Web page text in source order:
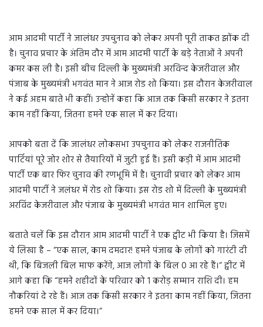
आम आदमी पार्टी ने जालंधर उपचुनाव को लेकर अपनी पूरी ताकत झोंक दी
है। चुनाव प्रचार के अंतिम दौर में आम आदमी पार्टी के बड़े नेताओं ने अपनी
कमर कस ली है। इसी बीच दिल्ली के मुख्यमंत्री अरविन्द केजरीवाल और
पंजाब के मुख्यमंत्री भगवंत मान ने आज रोड शो किया। इस दौरान केजरीवाल
ने कई अहम बाते भी कहीं। उन्होनें कहा कि आज तक किसी सरकार ने इतना
काम नहीं किया, जितना हमने एक साल में कर दिया।
आपको बता दें कि जालंधर लोकसभा उपचुनाव को लेकर राजनीतिक
पार्टियां पूरे जोर शोर से तैयारियों में जुटी हुई हैं। इसी कड़ी में आम आदमी
पार्टी एक बार फिर चुनाव की रणभूमि में है। चुनावी प्रचार को लेकर आम
आदमी पार्टी ने जलंधर में रोड शो किया। इस रोड शो में दिल्ली के मुख्यमंत्री
अरविंद केजरीवाल और पंजाब के मुख्यमंत्री भगवंत मान शामिल हुए।
बताते चलें कि इस दौरान आम आदमी पार्टी ने एक ट्वीट भी किया है। जिसमें
ये लिखा है – “एक साल, काम दमदार! हमने पंजाब के लोगों को गारंटी दी
थी, कि बिजली बिल माफ करेंगे, आज लोगों के बिल 0 आ रहे हैं।“ ट्वीट में
आगे कहा कि “हमने शहीदों के परिवार को 1 करोड़ सम्मान राशि दी। हम
नौकरियां दे रहे हैं। आज तक किसी सरकार ने इतना काम नहीं किया, जितना
हमने एक साल में कर दिया।“